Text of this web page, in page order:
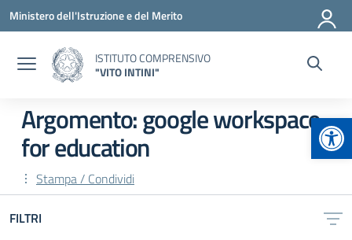
Vai ai contenuti
Vai al menu di navigazione
Vai al footer
Ministero dell'Istruzione e del Merito
ISTITUTO COMPRENSIVO
"VITO INTINI"
Argomento: google workspace
for education
Stampa / Condividi
FILTRI